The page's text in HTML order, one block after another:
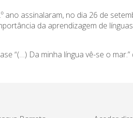
ano assinalaram, no dia 26 de
da aprendizagem de
“(…) Da minha língua vê-se o